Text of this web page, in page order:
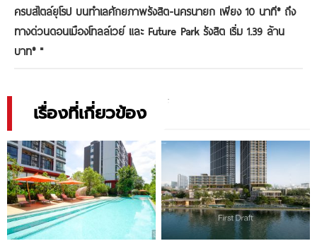
ครบสไตล์ยุโรป บนทำเลศักยภาพรังสิต-นครนายก เพียง 10 นาที* ถึง
ทางด่วนดอนเมืองโทลล์เวย์ และ Future Park รังสิต เริ่ม 1.39 ล้าน
บาท*"
เรื่องที่เกี่ยวข้อง